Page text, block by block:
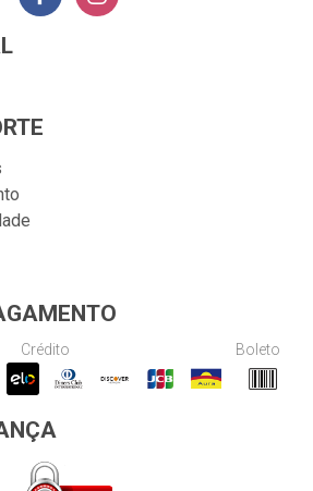
Crédito Boleto